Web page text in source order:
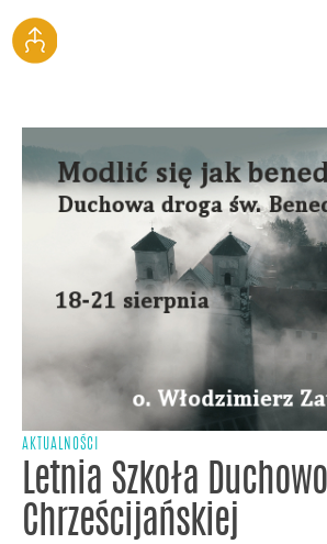
AKTUALNOŚCI
Letnia Szkoła
Chrześcijańskiej